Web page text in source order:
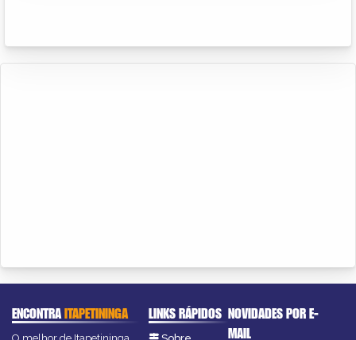
ENCONTRAITAPETININGA LINKS RÁPIDOS NOVIDADES POR E-
MAIL